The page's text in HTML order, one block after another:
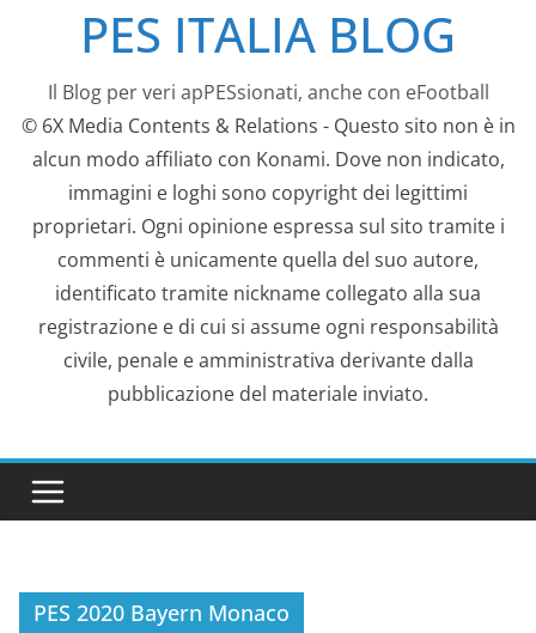
contenutoPES ITALIA BLOG
Il Blog per veri apPESsionati, anche con eFootball
© 6X Media Contents & Relations - Questo sito non è in
alcun modo affiliato con Konami. Dove non indicato,
immagini e loghi sono copyright dei legittimi
proprietari. Ogni opinione espressa sul sito tramite i
commenti è unicamente quella del suo autore,
identificato tramite nickname collegato alla sua
registrazione e di cui si assume ogni responsabilità
civile, penale e amministrativa derivante dalla
pubblicazione del materiale inviato.
PES 2020 Bayern Monaco